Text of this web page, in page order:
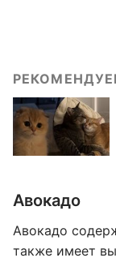
Авокадо
Авокадо
также имеет